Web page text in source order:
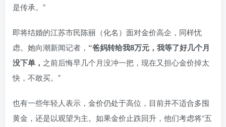
是传承。”
即将结婚的江苏市民陈丽（化名）面对金价高企，同样忧
虑。她向潮新闻记者， “爸妈转给我8万元，我等了好几个月
没下单， 之前后悔早几个月没冲一把，现在又担心金价掉太
快，不敢买。”
也有一些年轻人表示，金价仍处于高位，目前并不适合多囤
黄金，还是以观望为主。如果金价止跌回升，他们考虑将“五